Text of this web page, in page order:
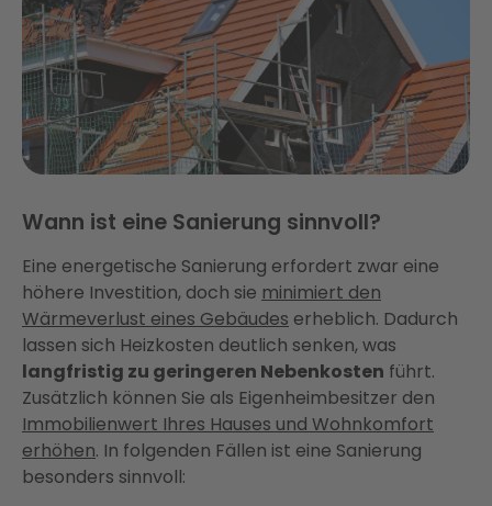
Wann ist eine Sanierung sinnvoll?
Eine energetische Sanierung erfordert zwar eine
höhere Investition, doch sie minimiert den
Wärmeverlust eines Gebäudes erheblich. Dadurch
lassen sich Heizkosten deutlich senken, was
langfristig zu geringeren Nebenkosten führt.
Zusätzlich können Sie als Eigenheimbesitzer den
Immobilienwert Ihres Hauses und Wohnkomfort
erhöhen. In folgenden Fällen ist eine Sanierung
besonders sinnvoll: